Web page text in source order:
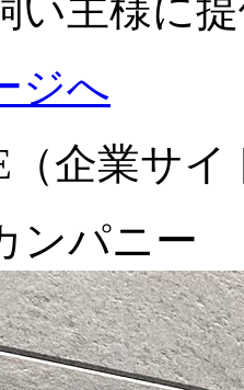
い主様に
ジへ
（企業サイ
ンパニー